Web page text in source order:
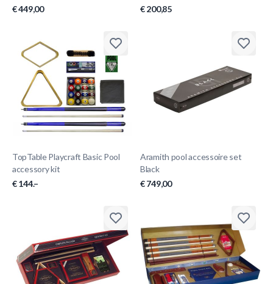
€ 449,00
€ 200,85
TopTable Playcraft Basic Pool
accessory kit
€ 144.–
Aramith pool accessoire set
Black
€ 749,00